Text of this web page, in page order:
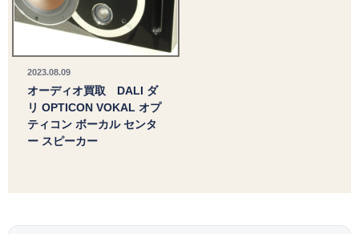
2023.08.09
オーディオ買取 DALI ダ
リ OPTICON VOKAL オプ
ティコン ボーカル センタ
ー スピーカー